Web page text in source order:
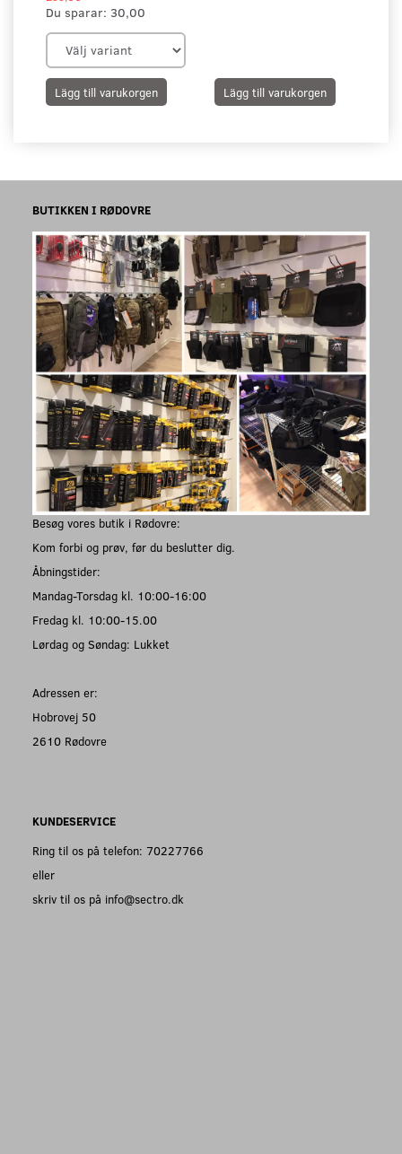
Du sparar: 30,00
Lägg till varukorgen Lägg till varukorgen
BUTIKKEN I RØDOVRE
Besøg vores butik i Rødovre:
Kom forbi og prøv, før du beslutter dig.
Åbningstider:
Mandag-Torsdag kl. 10:00-16:00
Fredag kl. 10:00-15.00
Lørdag og Søndag: Lukket
Adressen er:
Hobrovej 50
2610 Rødovre
KUNDESERVICE
Ring til os på telefon: 70227766
eller
skriv til os på info@sectro.dk